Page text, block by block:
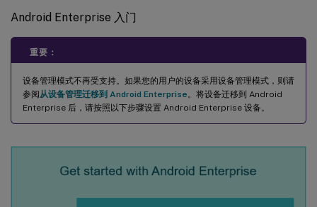
Android Enterprise 入门
重要：
设备管理模式不再受支持。如果您的用户的设备采用设备管理模式，则请
参阅从设备管理迁移到 Android Enterprise 。将设备迁移到 Android
Enterprise 后，请按照以下步骤设置 Android Enterprise 设备。